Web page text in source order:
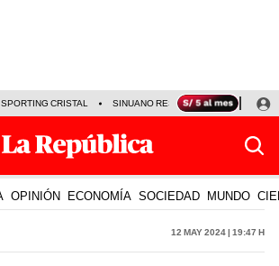
CRISTAL SINUANO RESULTADOS HOY
OPINIÓN ECONOMÍA SOCIEDAD MUNDO
12 May 2024 | 19:47 h